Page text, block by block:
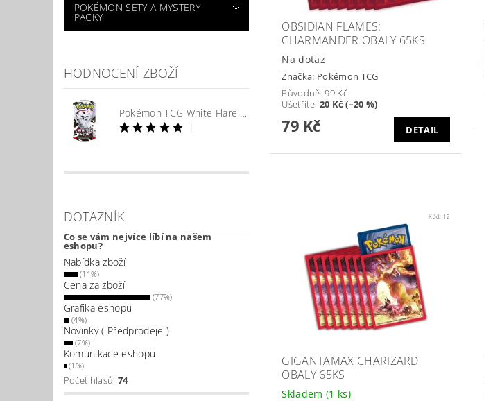
POKÉMON SETY A MYSTERY
PACKY
HODNOCENÍ ZBOŽÍ
Pokémon TCG White Flare Booster
|
DOTAZNÍK
Co se vám nejvíce líbí na našem
eshopu?
Nabídka zboží
(11%)
Cena za zboží
(77%)
Grafika eshopu
(4%)
Novinky ( Předprodeje )
(7%)
Komunikace eshopu
(1%)
Počet hlasů: 74
OBSIDIAN FLAMES:
CHARMANDER OBALY 65KS
Na dotaz
Značka: Pokémon TCG
Původně:99 Kč
Ušetříte: 20 Kč (–20 %)
79 Kč DETAIL
Kód: 12
GIGANTAMAX CHARIZARD
OBALY 65KS
Skladem (1 ks)